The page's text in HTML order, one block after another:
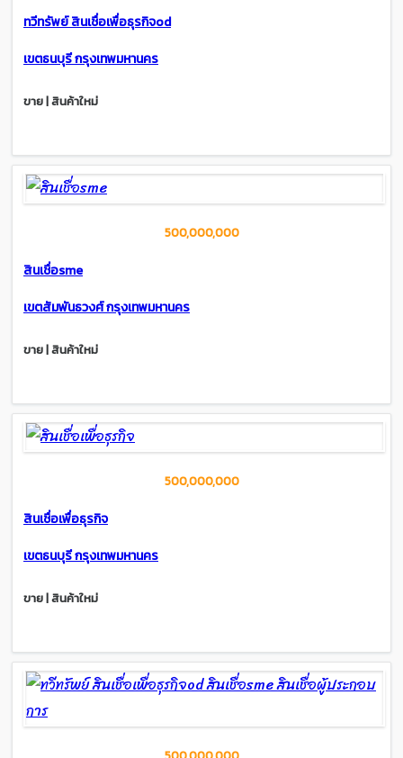
ทวีทรัพย์ สินเชื่อเพื่อธุรกิจod
เขตธนบุรี กรุงเทพมหานคร
ขาย | สินค้าใหม่
500,000,000
สินเชื่อsme
เขตสัมพันธวงศ์ กรุงเทพมหานคร
ขาย | สินค้าใหม่
500,000,000
สินเชื่อเพื่อธุรกิจ
เขตธนบุรี กรุงเทพมหานคร
ขาย | สินค้าใหม่